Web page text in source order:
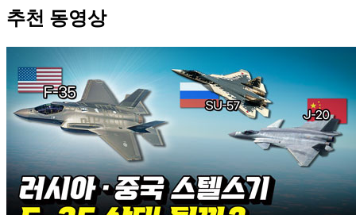
추천 동영상